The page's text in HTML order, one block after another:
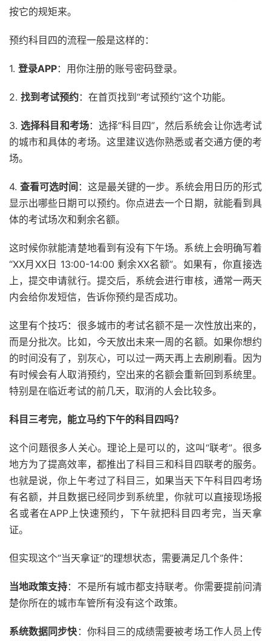
按它的规矩来。
预约科目四的流程一般是这样的：
1. 登录APP：用你注册的账号密码登录。
2. 找到考试预约：在首页找到“考试预约”这个功能。
3. 选择科目和考场：选择“科目四”，然后系统会让你选考试
的城市和具体的考场。这里建议选你熟悉或者交通方便的考
场。
4. 查看可选时间 ：这是最关键的一步。系统会用日历的形式
显示出哪些日期可以预约。你点进去一个日期，就能看到具
体的考试场次和剩余名额。
这时候你就能清楚地看到有没有下午场。系统上会明确写着
“XX月XX日 13:00-14:00 剩余XX名额”。如果有，你直接选
上，提交申请就行。提交后，系统会进行审核，通常一两天
内会给你发短信，告诉你预约是否成功。
这里有个技巧：很多城市的考试名额不是一次性放出来的，
而是分批次。比如，今天放出未来一周的名额。如果你想约
的时间没有了，别灰心，可以过一两天再上去刷刷看。因为
有时候会有人取消预约，空出来的名额会重新回到系统里。
特别是在临近考试的前几天，取消的人会比较多。
科目三考完，能立马约下午的科目四吗？
这个问题很多人关心。理论上是可以的，这叫“联考”。很多
地方为了提高效率，都推出了科目三和科目四联考的服务。
也就是说，你上午考过了科目三，如果当天下午科目四考场
有名额，并且数据已经同步到系统里，你就可以直接现场报
名或者在APP上快速预约，下午就把科目四考完，当天拿
证。
但实现这个“当天拿证”的理想状态，需要满足几个条件：
当地政策支持：不是所有城市都支持联考。你需要提前问清
楚你所在的城市车管所有没有这个政策。
系统数据同步快 ：你科目三的成绩需要被考场工作人员上传